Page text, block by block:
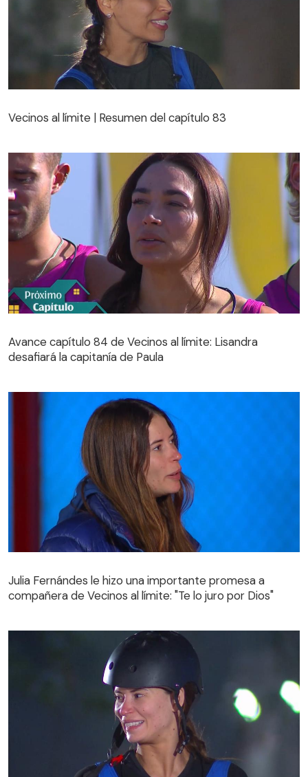
Vecinos al límite | Resumen del capítulo 83
desafiará la capitanía de Paula
Avance capítulo 84 de Vecinos al límite: Lisandra
desafiará la capitanía de Paula
compañera de Vecinos al límite: "Te lo juro por Dios"
Julia Fernándes le hizo una importante promesa a
compañera de Vecinos al límite: "Te lo juro por Dios"